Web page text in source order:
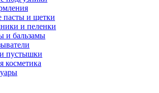
пасты и щетки
и пеленки
и бальзамы
пустышки
косметика